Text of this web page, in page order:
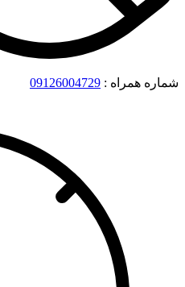
شماره همراه : 09126004729